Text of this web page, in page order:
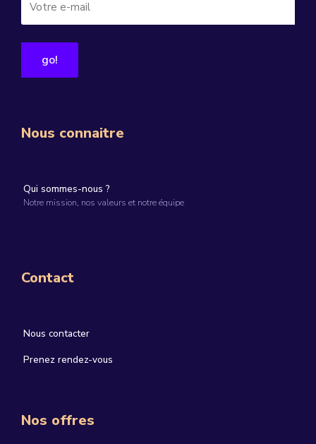
Nous connaitre
Qui sommes-nous ?
Notre mission, nos valeurs et notre équipe
Contact
Nous contacter
Prenez rendez-vous
Nos offres